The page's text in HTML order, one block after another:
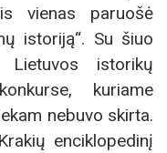
vienas paruošė
istoriją“. Su šiuo
istorikų
kuriame
nebuvo skirta.
enciklopedinį